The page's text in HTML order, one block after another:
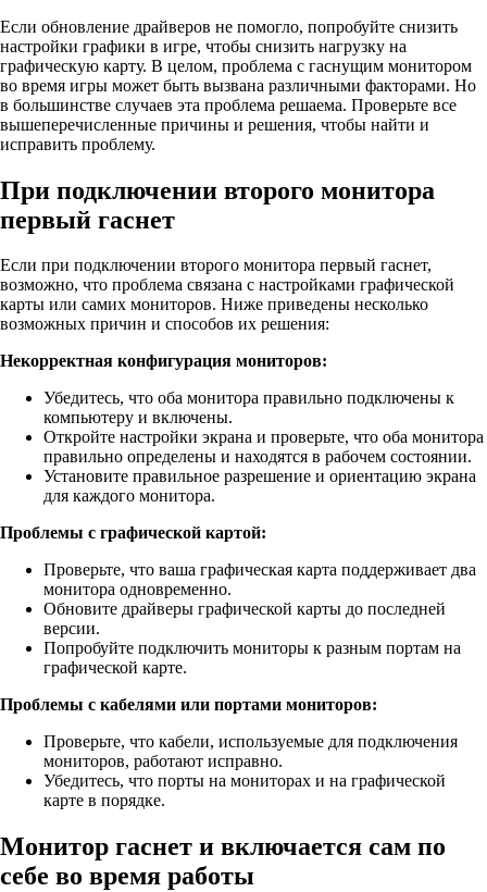
Если обновление драйверов не помогло, попробуйте снизить
настройки графики в игре, чтобы снизить нагрузку на
графическую карту. В целом, проблема с гаснущим монитором
во время игры может быть вызвана различными факторами. Но
в большинстве случаев эта проблема решаема. Проверьте все
вышеперечисленные причины и решения, чтобы найти и
исправить проблему.
При подключении второго монитора
первый гаснет
Если при подключении второго монитора первый гаснет,
возможно, что проблема связана с настройками графической
карты или самих мониторов. Ниже приведены несколько
возможных причин и способов их решения:
Некорректная конфигурация мониторов:
Убедитесь, что оба монитора правильно подключены к
компьютеру и включены.
Откройте настройки экрана и проверьте, что оба монитора
правильно определены и находятся в рабочем состоянии.
Установите правильное разрешение и ориентацию экрана
для каждого монитора.
Проблемы с графической картой:
Проверьте, что ваша графическая карта поддерживает два
монитора одновременно.
Обновите драйверы графической карты до последней
версии.
Попробуйте подключить мониторы к разным портам на
графической карте.
Проблемы с кабелями или портами мониторов:
Проверьте, что кабели, используемые для подключения
мониторов, работают исправно.
Убедитесь, что порты на мониторах и на графической
карте в порядке.
Монитор гаснет и включается сам по
себе во время работы